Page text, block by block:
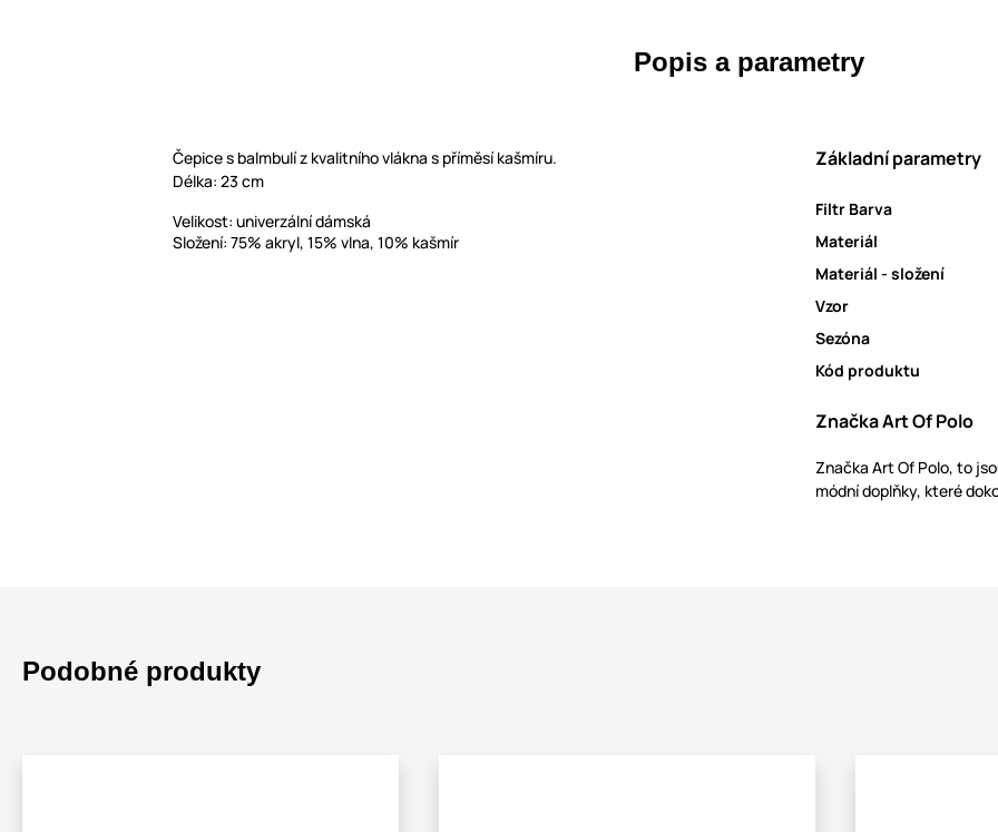
Popis a parametry
Čepice s balmbulí z kvalitního vlákna s příměsí kašmíru.
Délka: 23 cm
Velikost: univerzální dámská
Složení: 75% akryl, 15% vlna, 10% kašmír
Základní parametry
Filtr Barva
Materiál
Materiál - složení
Vzor
Sezóna
Kód produktu
Značka Art Of Polo
Značka Art Of Polo, to
módní doplňky, které
Podobné produkty